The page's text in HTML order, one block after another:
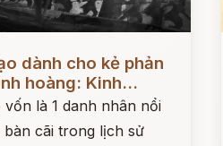
dành cho kẻ phản
hoàng: Kinh...
là 1 danh nhân nổi
cãi trong lịch sử